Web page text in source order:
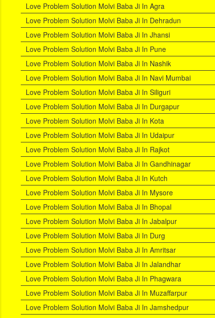
Love Problem Solution Molvi Baba Ji In Agra
Love Problem Solution Molvi Baba Ji In Dehradun
Love Problem Solution Molvi Baba Ji In Jhansi
Love Problem Solution Molvi Baba Ji In Pune
Love Problem Solution Molvi Baba Ji In Nashik
Love Problem Solution Molvi Baba Ji In Navi Mumbai
Love Problem Solution Molvi Baba Ji In Siliguri
Love Problem Solution Molvi Baba Ji In Durgapur
Love Problem Solution Molvi Baba Ji In Kota
Love Problem Solution Molvi Baba Ji In Udaipur
Love Problem Solution Molvi Baba Ji In Rajkot
Love Problem Solution Molvi Baba Ji In Gandhinagar
Love Problem Solution Molvi Baba Ji In Kutch
Love Problem Solution Molvi Baba Ji In Mysore
Love Problem Solution Molvi Baba Ji In Bhopal
Love Problem Solution Molvi Baba Ji In Jabalpur
Love Problem Solution Molvi Baba Ji In Durg
Love Problem Solution Molvi Baba Ji In Amritsar
Love Problem Solution Molvi Baba Ji In Jalandhar
Love Problem Solution Molvi Baba Ji In Phagwara
Love Problem Solution Molvi Baba Ji In Muzaffarpur
Love Problem Solution Molvi Baba Ji In Jamshedpur